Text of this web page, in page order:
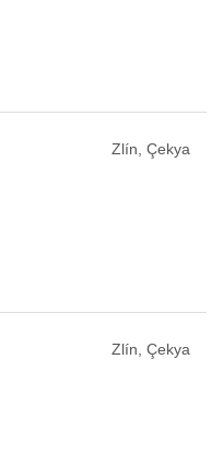
Zlín, Çekya
Zlín, Çekya